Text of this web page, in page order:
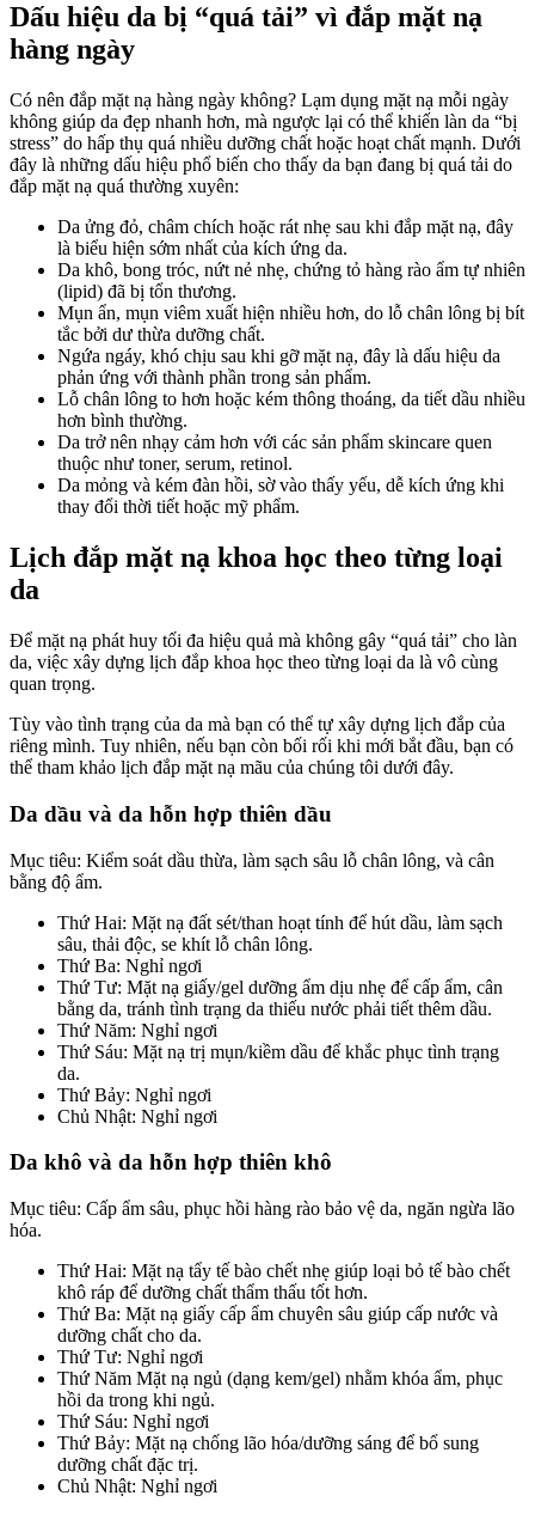
Dấu hiệu da bị “quá tải” vì đắp mặt nạ
hàng ngày
Có nên đắp mặt nạ hàng ngày không? Lạm dụng mặt nạ mỗi ngày
không giúp da đẹp nhanh hơn, mà ngược lại có thể khiến làn da “bị
stress” do hấp thụ quá nhiều dưỡng chất hoặc hoạt chất mạnh. Dưới
đây là những dấu hiệu phổ biến cho thấy da bạn đang bị quá tải do
đắp mặt nạ quá thường xuyên:
Da ửng đỏ, châm chích hoặc rát nhẹ sau khi đắp mặt nạ, đây
là biểu hiện sớm nhất của kích ứng da.
Da khô, bong tróc, nứt nẻ nhẹ, chứng tỏ hàng rào ẩm tự nhiên
(lipid) đã bị tổn thương.
Mụn ẩn, mụn viêm xuất hiện nhiều hơn, do lỗ chân lông bị bít
tắc bởi dư thừa dưỡng chất.
Ngứa ngáy, khó chịu sau khi gỡ mặt nạ, đây là dấu hiệu da
phản ứng với thành phần trong sản phẩm.
Lỗ chân lông to hơn hoặc kém thông thoáng, da tiết dầu nhiều
hơn bình thường.
Da trở nên nhạy cảm hơn với các sản phẩm skincare quen
thuộc như toner, serum, retinol.
Da mỏng và kém đàn hồi, sờ vào thấy yếu, dễ kích ứng khi
thay đổi thời tiết hoặc mỹ phẩm.
Lịch đắp mặt nạ khoa học theo từng loại
da
Để mặt nạ phát huy tối đa hiệu quả mà không gây “quá tải” cho làn
da, việc xây dựng lịch đắp khoa học theo từng loại da là vô cùng
quan trọng.
Tùy vào tình trạng của da mà bạn có thể tự xây dựng lịch đắp của
riêng mình. Tuy nhiên, nếu bạn còn bối rối khi mới bắt đầu, bạn có
thể tham khảo lịch đắp mặt nạ mãu của chúng tôi dưới đây.
Da dầu và da hỗn hợp thiên dầu
Mục tiêu: Kiểm soát dầu thừa, làm sạch sâu lỗ chân lông, và cân
bằng độ ẩm.
Thứ Hai: Mặt nạ đất sét/than hoạt tính để hút dầu, làm sạch
sâu, thải độc, se khít lỗ chân lông.
Thứ Ba: Nghỉ ngơi
Thứ Tư: Mặt nạ giấy/gel dưỡng ẩm dịu nhẹ để cấp ẩm, cân
bằng da, tránh tình trạng da thiếu nước phải tiết thêm dầu.
Thứ Năm: Nghỉ ngơi
Thứ Sáu: Mặt nạ trị mụn/kiềm dầu để khắc phục tình trạng
da.
Thứ Bảy: Nghỉ ngơi
Chủ Nhật: Nghỉ ngơi
Da khô và da hỗn hợp thiên khô
Mục tiêu: Cấp ẩm sâu, phục hồi hàng rào bảo vệ da, ngăn ngừa lão
hóa.
Thứ Hai: Mặt nạ tẩy tế bào chết nhẹ giúp loại bỏ tế bào chết
khô ráp để dưỡng chất thẩm thấu tốt hơn.
Thứ Ba: Mặt nạ giấy cấp ẩm chuyên sâu giúp cấp nước và
dưỡng chất cho da.
Thứ Tư: Nghỉ ngơi
Thứ Năm Mặt nạ ngủ (dạng kem/gel) nhằm khóa ẩm, phục
hồi da trong khi ngủ.
Thứ Sáu: Nghỉ ngơi
Thứ Bảy: Mặt nạ chống lão hóa/dưỡng sáng để bổ sung
dưỡng chất đặc trị.
Chủ Nhật: Nghỉ ngơi